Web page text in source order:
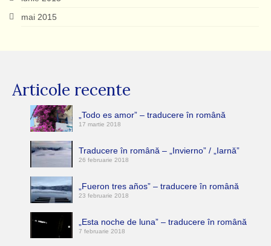
mai 2015
Articole recente
„Todo es amor” – traducere în română
17 martie 2018
Traducere în română – „Invierno” / „Iarnă”
26 februarie 2018
„Fueron tres años” – traducere în română
23 februarie 2018
„Esta noche de luna” – traducere în română
7 februarie 2018